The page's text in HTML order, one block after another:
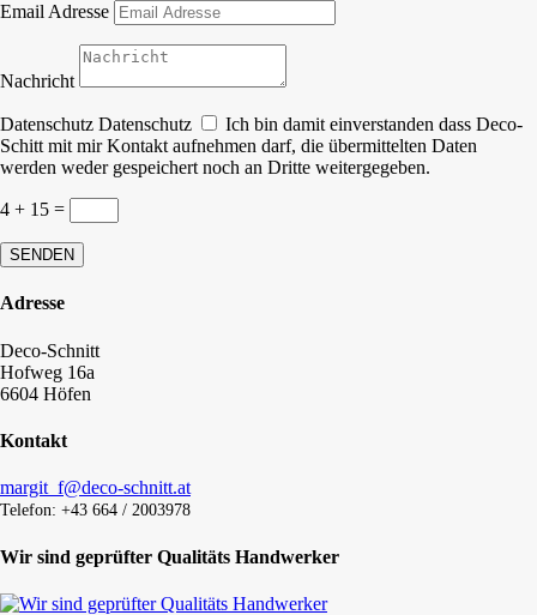
Email Adresse
Nachricht
Datenschutz Datenschutz
Ich bin damit einverstanden dass Deco-
Schitt mit mir Kontakt aufnehmen darf, die übermittelten Daten
werden weder gespeichert noch an Dritte weitergegeben.
4 + 15 =
SENDEN
Adresse
Deco-Schnitt
Hofweg 16a
6604 Höfen
Kontakt
margit_f@deco-schnitt.at
Telefon: +43 664 / 2003978
Wir sind geprüfter Qualitäts Handwerker